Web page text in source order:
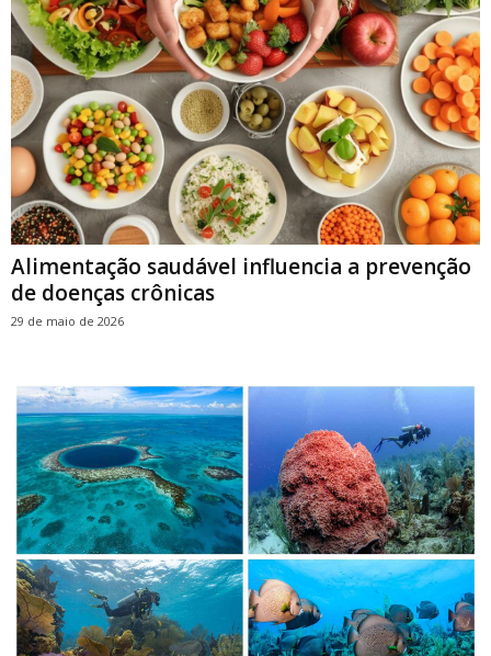
Alimentação saudável influencia a prevenção
de doenças crônicas
29 de maio de 2026